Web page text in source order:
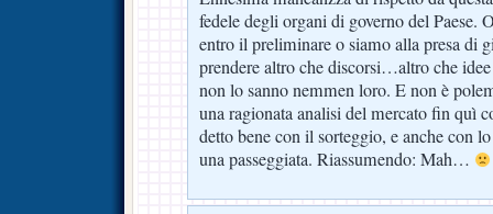
fedele degli organi di governo del Paese.
entro il preliminare o siamo alla presa di
prendere altro che discorsi…altro che
non lo sanno nemmen loro. E non è
una ragionata analisi del mercato fin quì
detto bene con il sorteggio, e anche con
una passeggiata. Riassumendo: Mah…